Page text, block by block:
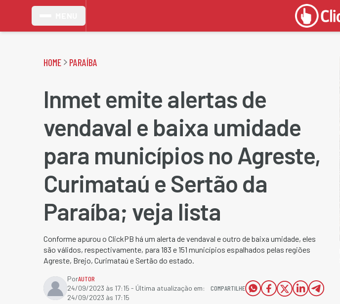
HOME PARAÍBA
Inmet emite alertas de
vendaval e baixa umidade
para municípios no Agreste,
Curimataú e Sertão da
Paraíba; veja lista
Conforme apurou o ClickPB há um alerta de vendaval e outro de baixa umidade, eles
são válidos, respectivamente, para 183 e 151 municípios espalhados pelas regiões
Agreste, Brejo, Curimataú e Sertão do estado.
PorAUTOR
24/09/2023 às 17:15 - Última atualização em:
24/09/2023 às 17:15
COMPARTILHE